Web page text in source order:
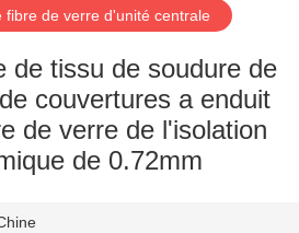
fibre de verre d'unité centrale
de tissu de soudure de
couvertures a enduit
de verre de l'isolation
de 0.72mm